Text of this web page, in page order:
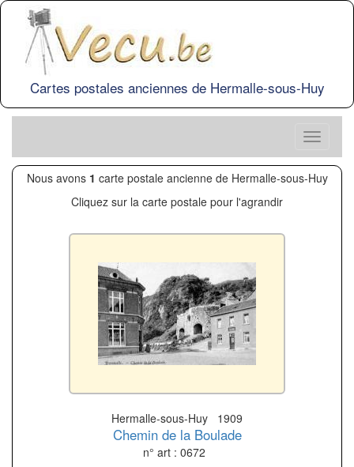
Cartes postales anciennes de Hermalle-sous-Huy
Nous avons 1 carte postale ancienne de Hermalle-sous-Huy
Cliquez sur la carte postale pour l'agrandir
Hermalle-sous-Huy 1909
Chemin de la Boulade
n° art : 0672